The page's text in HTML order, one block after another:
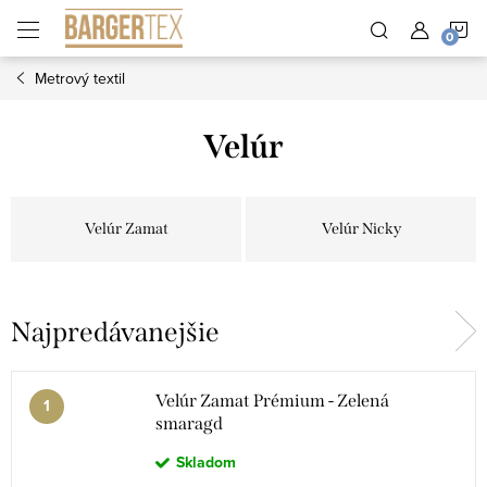
obsah
Metrový textil
Velúr
Velúr Zamat Velúr Nicky
Najpredávanejšie
Velúr Zamat Prémium - Zelená
smaragd
Skladom